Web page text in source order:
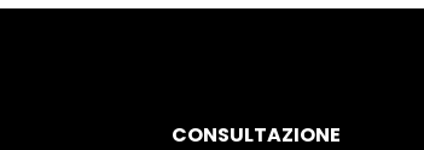
CONSULTAZIONE